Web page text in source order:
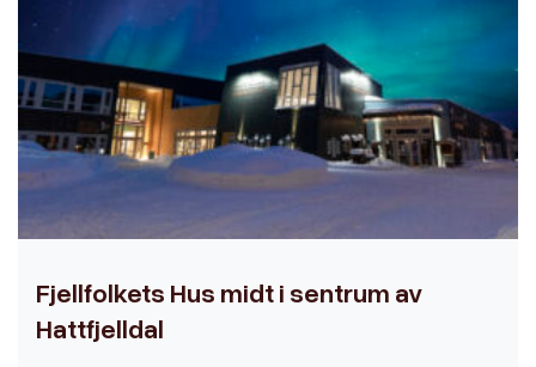
Fjellfolkets Hus midt i sentrum av
Hattfjelldal